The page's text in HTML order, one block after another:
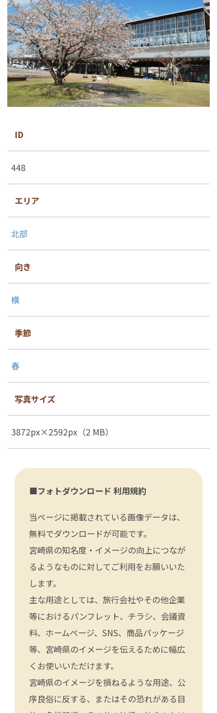
ID
448
エリア
北部
向き
横
季節
春
写真サイズ
3872px×2592px（2 MB）
■フォトダウンロード 利用規約
当ページに掲載されている画像データは、
無料でダウンロードが可能です。
宮崎県の知名度・イメージの向上につなが
るようなものに対してご利用をお願いいた
します。
主な用途としては、旅行会社やその他企業
等におけるパンフレット、チラシ、会議資
料、ホームページ、SNS、商品パッケージ
等、宮崎県のイメージを伝えるために幅広
くお使いいただけます。
宮崎県のイメージを損ねるような用途、公
序良俗に反する、またはその恐れがある目